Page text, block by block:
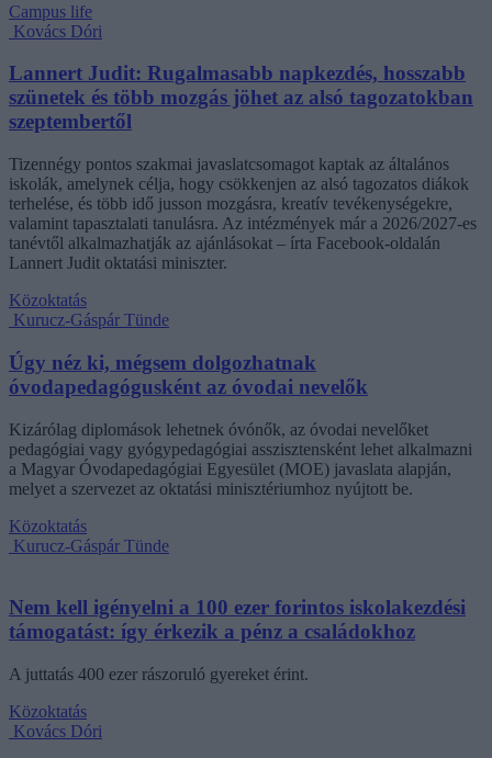
Campus life
Kovács Dóri
Lannert Judit: Rugalmasabb napkezdés, hosszabb
szünetek és több mozgás jöhet az alsó tagozatokban
szeptembertől
Tizennégy pontos szakmai javaslatcsomagot kaptak az általános
iskolák, amelynek célja, hogy csökkenjen az alsó tagozatos diákok
terhelése, és több idő jusson mozgásra, kreatív tevékenységekre,
valamint tapasztalati tanulásra. Az intézmények már a 2026/2027-es
tanévtől alkalmazhatják az ajánlásokat – írta Facebook-oldalán
Lannert Judit oktatási miniszter.
Közoktatás
Kurucz-Gáspár Tünde
Úgy néz ki, mégsem dolgozhatnak
óvodapedagógusként az óvodai nevelők
Kizárólag diplomások lehetnek óvónők, az óvodai nevelőket
pedagógiai vagy gyógypedagógiai asszisztensként lehet alkalmazni
a Magyar Óvodapedagógiai Egyesület (MOE) javaslata alapján,
melyet a szervezet az oktatási minisztériumhoz nyújtott be.
Közoktatás
Kurucz-Gáspár Tünde
Nem kell igényelni a 100 ezer forintos iskolakezdési
támogatást: így érkezik a pénz a családokhoz
A juttatás 400 ezer rászoruló gyereket érint.
Közoktatás
Kovács Dóri